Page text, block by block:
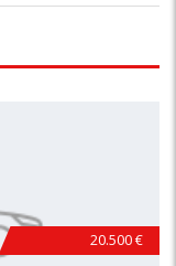
20.500 €